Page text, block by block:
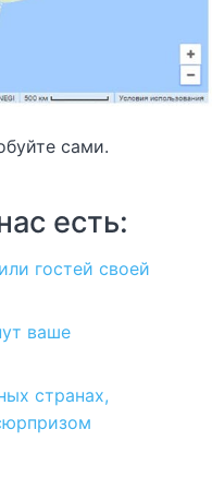
сами.
есть:
гостей своей
ваше
странах,